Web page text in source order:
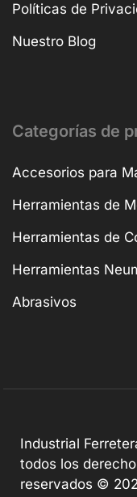
Políticas de
Nuestro Blog
Categorías de
Accesorios para
Herramientas de
Herramientas de
Herramientas
Abrasivos
Industrial
todos los
reservados ©